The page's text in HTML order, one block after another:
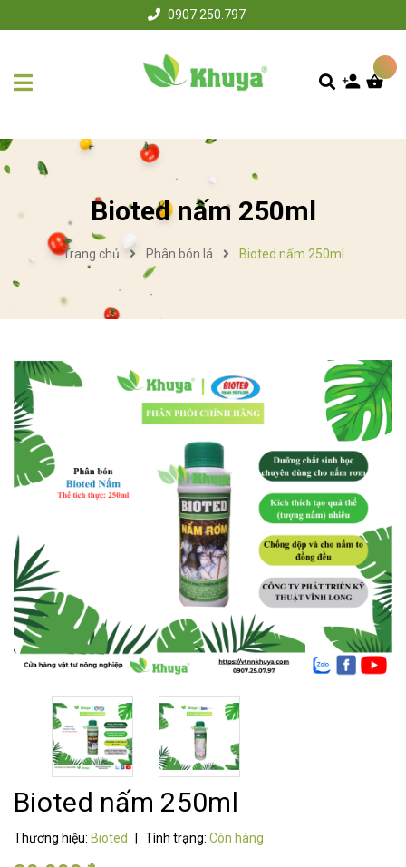
0907.250.797
Bioted nấm 250ml
Trang chủ Phân bón lá Bioted nấm 250ml
Bioted nấm 250ml
Thương hiệu: Bioted Tình trạng: Còn hàng